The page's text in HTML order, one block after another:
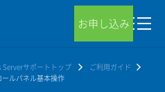
お申し込み
サポートトップ
ご利用ガイド
ールパネル基本操作